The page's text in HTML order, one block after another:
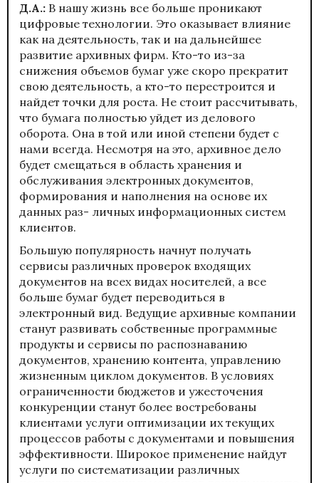
Д.А.: В нашу жизнь все больше проникают
цифровые технологии. Это оказывает влияние
как на деятельность, так и на дальнейшее
развитие архивных фирм. Кто-то из-за
снижения объемов бумаг уже скоро прекратит
свою деятельность, а кто-то перестроится и
найдет точки для роста. Не стоит рассчитывать,
что бумага полностью уйдет из делового
оборота. Она в той или иной степени будет с
нами всегда. Несмотря на это, архивное дело
будет смещаться в область хранения и
обслуживания электронных документов,
формирования и наполнения на основе их
данных раз- личных информационных систем
клиентов.
Большую популярность начнут получать
сервисы различных проверок входящих
документов на всех видах носителей, а все
больше бумаг будет переводиться в
электронный вид. Ведущие архивные компании
станут развивать собственные программные
продукты и сервисы по распознаванию
документов, хранению контента, управлению
жизненным циклом документов. В условиях
ограниченности бюджетов и ужесточения
конкуренции станут более востребованы
клиентами услуги оптимизации их текущих
процессов работы с документами и повышения
эффективности. Широкое применение найдут
услуги по систематизации различных